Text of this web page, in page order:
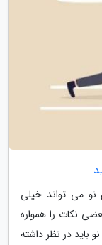
می تواند خیلی
نکات را همواره
باید در نظر داشته